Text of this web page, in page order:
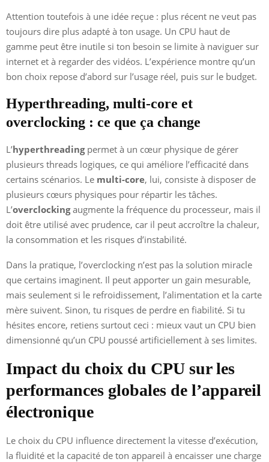
Attention toutefois à une idée reçue : plus récent ne veut pas
toujours dire plus adapté à ton usage. Un CPU haut de
gamme peut être inutile si ton besoin se limite à naviguer sur
internet et à regarder des vidéos. L’expérience montre qu’un
bon choix repose d’abord sur l’usage réel, puis sur le budget.
Hyperthreading, multi-core et
overclocking : ce que ça change
L’hyperthreadingpermet à un cœur physique de gérer
plusieurs threads logiques, ce qui améliore l’efficacité dans
certains scénarios. Le multi-core, lui, consiste à disposer de
plusieurs cœurs physiques pour répartir les tâches.
L’overclockingaugmente la fréquence du processeur, mais il
doit être utilisé avec prudence, car il peut accroître la chaleur,
la consommation et les risques d’instabilité.
Dans la pratique, l’overclocking n’est pas la solution miracle
que certains imaginent. Il peut apporter un gain mesurable,
mais seulement si le refroidissement, l’alimentation et la carte
mère suivent. Sinon, tu risques de perdre en fiabilité. Si tu
hésites encore, retiens surtout ceci : mieux vaut un CPU bien
dimensionné qu’un CPU poussé artificiellement à ses limites.
Impact du choix du CPU sur les
performances globales de l’appareil
électronique
Le choix du CPU influence directement la vitesse d’exécution,
la fluidité et la capacité de ton appareil à encaisser une charge